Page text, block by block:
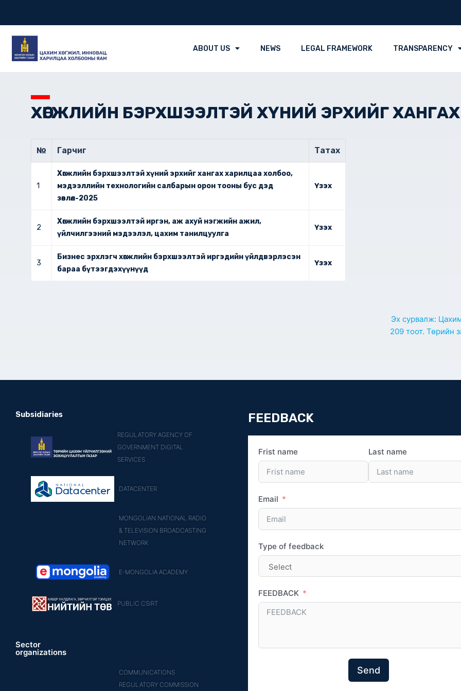
ABOUT US NEWS LEGAL FRAMEWORK TRANSPARENCY
ХӨГЖЛИЙН БЭРХШЭЭЛТЭЙ ХҮНИЙ ЭРХИЙГ ХАНГАХ
№ Гарчиг Татах
1
Хөгжлийн бэрхшээлтэй хүний эрхийг хангах харилцаа холбоо,
мэдээллийн технологийн салбарын орон тооны бус дэд
зөвлөл-2025
Үзэх
2
Хөгжлийн бэрхшээлтэй иргэн, аж ахуй нэгжийн ажил,
үйлчилгээний мэдээлэл, цахим танилцуулга
Үзэх
3
Бизнес эрхлэгч хөгжлийн бэрхшээлтэй иргэдийн үйлдвэрлэсэн
бараа бүтээгдэхүүнүүд
Үзэх
Эх сурвалж:
209 тоот. Төрийн
Subsidiaries
REGULATORY AGENCY OF
GOVERNMENT DIGITAL
SERVICES
DATACENTER
MONGOLIAN NATIONAL RADIO
& TELEVISION BROADCASTING
NETWORK
E-MONGOLIA ACADEMY
PUBLIC CSIRT
Sector
organizations
COMMUNICATIONS
REGULATORY COMMISSION
FEEDBACK
Frist name Last name
Email
Type of feedback
FEEDBACK
Send